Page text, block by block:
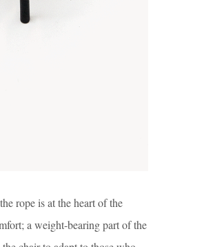
rope is at the heart of the
a weight-bearing part of the